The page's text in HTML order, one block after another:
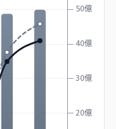
20億
30億
40億
50億